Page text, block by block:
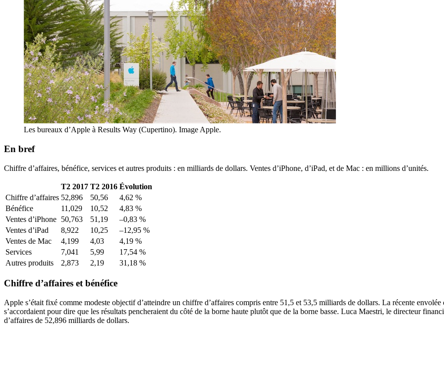
Les bureaux d’Apple à Results Way (Cupertino). Image Apple.
En bref
Chiffre d’affaires, bénéfice, services et autres produits : en milliards de dollars. Ventes d’iPhone, d’iPad, et de Mac : en millions d’unités.
T2 2017 T2 2016 Évolution
Chiffre d’affaires 52,896 50,56
4,62 %
Bénéfice
11,029 10,52
4,83 %
Ventes d’iPhone 50,763 51,19
–0,83 %
Ventes d’iPad
8,922 10,25
–12,95 %
Ventes de Mac
4,199 4,03
4,19 %
Services
7,041 5,99
17,54 %
Autres produits
2,873 2,19 31,18 %
Chiffre d’affaires et bénéfice
Apple s’était fixé comme modeste objectif d’atteindre un chiffre d’affaires compris entre 51,5 et 53,5 milliards de dollars. La récente
s’accordaient pour dire que les résultats pencheraient du côté de la borne haute plutôt que de la borne basse. Luca Maestri, le directeur
d’affaires de 52,896 milliards de dollars.